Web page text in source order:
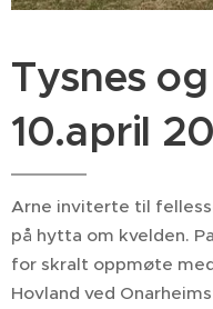
Tysnes
10.april
Arne inviterte til
på hytta om kvelden.
for skralt oppmøte
Hovland ved